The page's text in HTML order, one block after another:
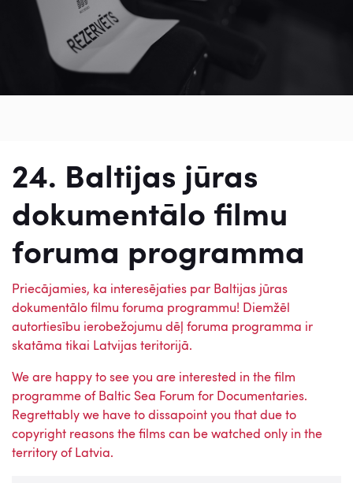
24. Baltijas jūras
dokumentālo filmu
foruma programma
Priecājamies, ka interesējaties par Baltijas jūras
dokumentālo filmu foruma programmu! Diemžēl
autortiesību ierobežojumu dēļ foruma programma ir
skatāma tikai Latvijas teritorijā.
We are happy to see you are interested in the film
programme of Baltic Sea Forum for Documentaries.
Regrettably we have to dissapoint you that due to
copyright reasons the films can be watched only in the
territory of Latvia.